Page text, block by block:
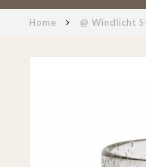
Home @ Windlicht